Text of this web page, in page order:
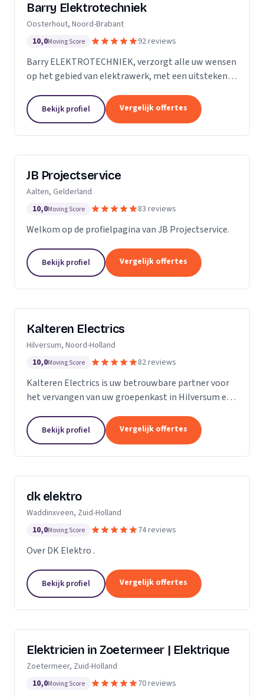
Barry Elektrotechniek
Oosterhout, Noord-Brabant
10,0Moving Score 92 reviews
Barry ELEKTROTECHNIEK, verzorgt alle uw wensen
op het gebied van elektrawerk, met een uitstekende
Scholen en Bedrijven. Groepenkast vernieuwen,...
Bekijk profiel Vergelijk offertes
JB Projectservice
Aalten, Gelderland
10,0Moving Score 83 reviews
Welkom op de profielpagina van JB Projectservice.
Bekijk profiel Vergelijk offertes
Kalteren Electrics
Hilversum, Noord-Holland
10,0Moving Score 82 reviews
Kalteren Electrics is uw betrouwbare partner voor
het vervangen van uw groepenkast in Hilversum en
benodigde diploma's en certificeringen, sta ik klaar
om u...
Bekijk profiel Vergelijk offertes
dk elektro
Waddinxveen, Zuid-Holland
10,0Moving Score 74 reviews
Over DK Elektro .
Bekijk profiel Vergelijk offertes
Elektricien in Zoetermeer | Elektrique
Zoetermeer, Zuid-Holland
10,0Moving Score 70 reviews